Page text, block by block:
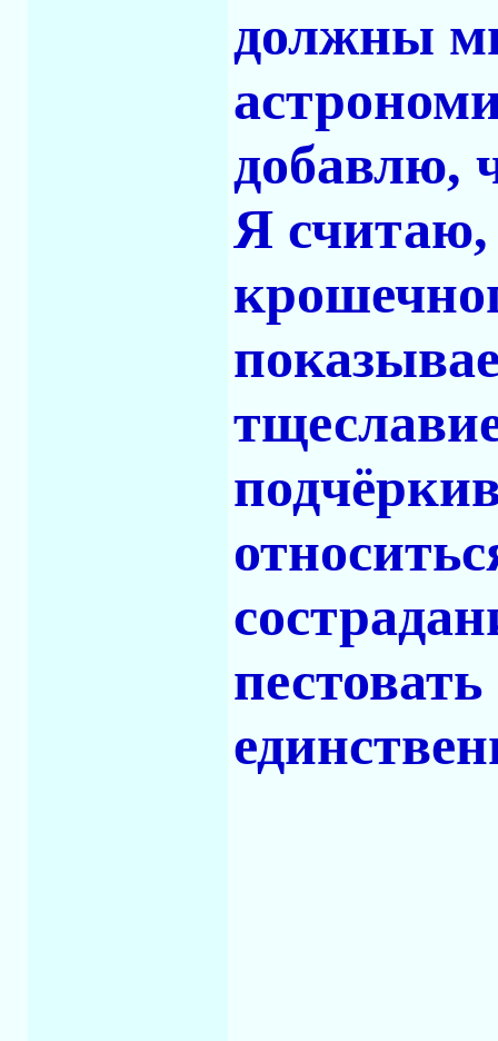
должны
добавлю,
Я считаю,